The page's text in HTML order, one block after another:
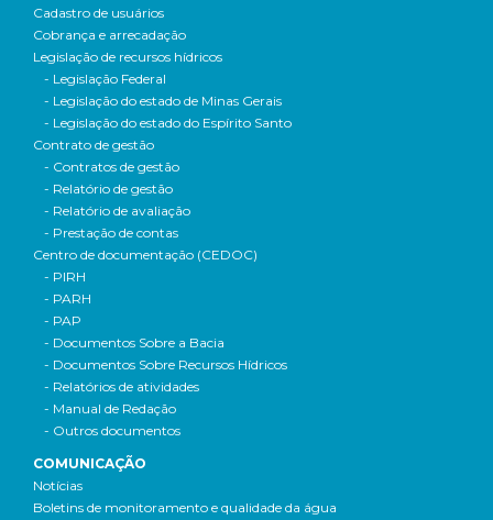
Cadastro de usuários
Cobrança e arrecadação
Legislação de recursos hídricos
- Legislação Federal
- Legislação do estado de Minas Gerais
- Legislação do estado do Espírito Santo
Contrato de gestão
- Contratos de gestão
- Relatório de gestão
- Relatório de avaliação
- Prestação de contas
Centro de documentação (CEDOC)
- PIRH
- PARH
- PAP
- Documentos Sobre a Bacia
- Documentos Sobre Recursos Hídricos
- Relatórios de atividades
- Manual de Redação
- Outros documentos
COMUNICAÇÃO
Notícias
Boletins de monitoramento e qualidade da água